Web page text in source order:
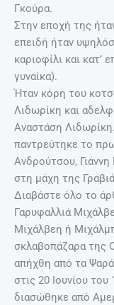
Γκούρα.
Στην εποχή της
επειδή ήταν
καριοφίλι και κατ’
γυναίκα).
Ήταν κόρη του
Λιδωρίκη και
Αναστάση
παντρεύτηκε το
Ανδρούτσου, Γιάννη
στη μάχη της
Διαβάστε όλο το
Γαρυφαλλιά
Μιχάλβεη ή
σκλαβοπάζαρα της
απήχθη από τα
στις 20 Ιουνίου
διασώθηκε από